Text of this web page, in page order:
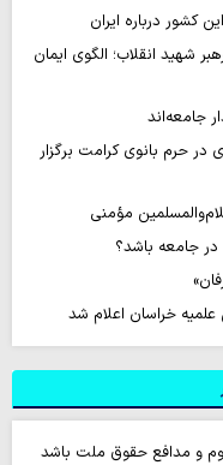
درباره ایران
شهید انقلاب؛ الگوی ایمان
جامعه‌اند
حرم بانوی کرامت برگزار
مؤمنی
جامعه باشد؟
خراسان اعلام شد
و مدافع حقوق ملت باشد